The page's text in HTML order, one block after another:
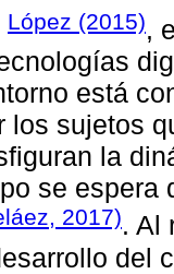
López (2015),
está
los sujetos
la
se espera
2017). Al
del